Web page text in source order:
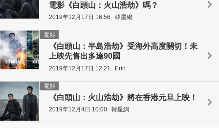
電影《白頭山：火山浩劫》嗎？
2019年12月17日 16:56 韓星網
《白頭山：半島浩劫》受海外高度關切！未
上映先售出多達90國
電影
2019年12月17日 12:21 Erin
《白頭山：火山浩劫》將在香港元旦上映！
電影
2019年12月4日 10:00 韓星網